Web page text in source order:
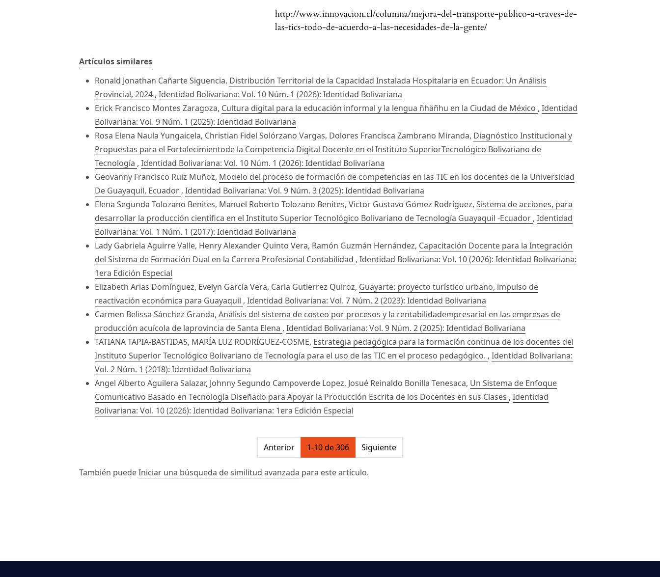
http://www.innovacion.cl/columna/mejora-del-transporte-publico-a-traves-de-
las-tics-todo-de-acuerdo-a-las-necesidades-de-la-gente/
Artículos similares
Ronald Jonathan Cañarte Siguencia, Distribución Territorial de la Capacidad Instalada Hospitalaria en Ecuador: Un Análisis
Provincial, 2024 ,Identidad Bolivariana: Vol. 10 Núm. 1 (2026): Identidad Bolivariana
Erick Francisco Montes Zaragoza, Cultura digital para la educación informal y la lengua ñhäñhu en la Ciudad de México ,Identidad
Bolivariana: Vol. 9 Núm. 1 (2025): Identidad Bolivariana
Rosa Elena Naula Yungaicela, Christian Fidel Solórzano Vargas, Dolores Francisca Zambrano Miranda, Diagnóstico Institucional y
Propuestas para el Fortalecimientode la Competencia Digital Docente en el Instituto SuperiorTecnológico Bolivariano de
Tecnología ,Identidad Bolivariana: Vol. 10 Núm. 1 (2026): Identidad Bolivariana
Geovanny Francisco Ruiz Muñoz, Modelo del proceso de formación de competencias en las TIC en los docentes de la Universidad
De Guayaquil, Ecuador ,Identidad Bolivariana: Vol. 9 Núm. 3 (2025): Identidad Bolivariana
Elena Segunda Tolozano Benites, Manuel Roberto Tolozano Benites, Victor Gustavo Gómez Rodríguez,Sistema de acciones, para
desarrollar la producción científica en el Instituto Superior Tecnológico Bolivariano de Tecnología Guayaquil -Ecuador ,Identidad
Bolivariana: Vol. 1 Núm. 1 (2017): Identidad Bolivariana
Lady Gabriela Aguirre Valle, Henry Alexander Quinto Vera, Ramón Guzmán Hernández, Capacitación Docente para la Integración
del Sistema de Formación Dual en la Carrera Profesional Contabilidad ,Identidad Bolivariana: Vol. 10 (2026): Identidad Bolivariana:
1era Edición Especial
Elizabeth Arias Domínguez, Evelyn García Vera, Carla Gutierrez Quiroz, Guayarte: proyecto turístico urbano, impulso de
reactivación económica para Guayaquil ,Identidad Bolivariana: Vol. 7 Núm. 2 (2023): Identidad Bolivariana
Carmen Belissa Sánchez Granda,Análisis del sistema de costeo por procesos y la rentabilidadempresarial en las empresas de
producción acuícola de laprovincia de Santa Elena ,Identidad Bolivariana: Vol. 9 Núm. 2 (2025): Identidad Bolivariana
TATIANA TAPIA-BASTIDAS, MARÍA LUZ RODRÍGUEZ-COSME, Estrategia pedagógica para la formación continua de los docentes del
Instituto Superior Tecnológico Bolivariano de Tecnología para el uso de las TIC en el proceso pedagógico. ,Identidad Bolivariana:
Vol. 2 Núm. 1 (2018): Identidad Bolivariana
Angel Alberto Aguilera Salazar, Johnny Segundo Campoverde Lopez, Josué Reinaldo Bonilla Tenesaca, Un Sistema de Enfoque
Comunicativo Basado en Tecnología Diseñado para Apoyar la Producción Escrita de los Docentes en sus Clases ,Identidad
Bolivariana: Vol. 10 (2026): Identidad Bolivariana: 1era Edición Especial
Anterior 1-10 de 306 Siguiente
También puedeIniciar una búsqueda de similitud avanzada para este artículo.